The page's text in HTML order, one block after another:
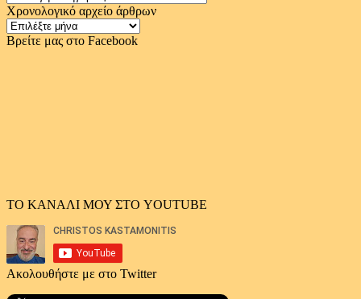
Χρονολογικό αρχείο άρθρων
Χρονολογικό
αρχείο
Βρείτε μας στο Facebook
ΤΟ ΚΑΝΑΛΙ ΜΟΥ ΣΤΟ YOUTUBE
Ακολουθήστε με στο Twitter